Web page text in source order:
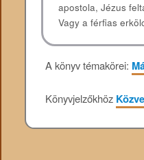
apostola, Jézus
Vagy a férfias
A könyv témakörei:
Könyvjelzőkhöz